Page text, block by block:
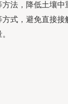
法，降低土壤中
式，避免直接接